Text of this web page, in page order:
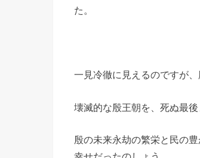
た。
一見冷徹に見えるのですが
壊滅的な殷王朝を、死ぬ最
殷の未来永劫の繁栄と民の